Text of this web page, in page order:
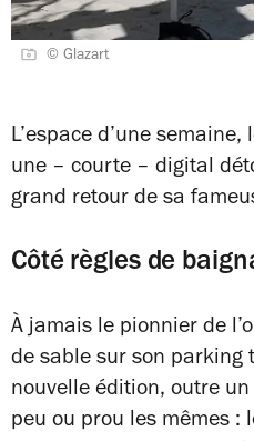
© Glazart
L’espace d’une
une – courte – digital
grand retour de sa
Côté règles de
À jamais le pionnier de
de sable sur son parking
nouvelle édition, outre
peu ou prou les mêmes :